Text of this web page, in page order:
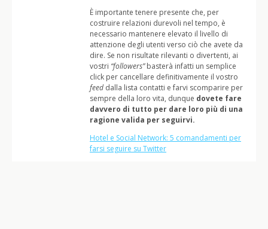
È importante tenere presente che, per
costruire relazioni durevoli nel tempo, è
necessario mantenere elevato il livello di
attenzione degli utenti verso ciò che avete da
dire. Se non risultate rilevanti o divertenti, ai
vostri “followers”basterà infatti un semplice
click per cancellare definitivamente il vostro
feed dalla lista contatti e farvi scomparire per
sempre della loro vita, dunque dovete fare
davvero di tutto per dare loro più di una
ragione valida per seguirvi.
Hotel e Social Network: 5 comandamenti per
farsi seguire su Twitter